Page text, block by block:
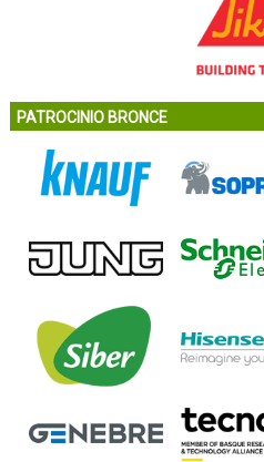
PATROCINIO BRONCE